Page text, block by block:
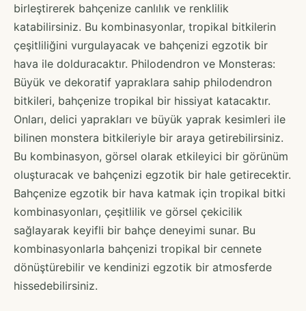
birleştirerek bahçenize canlılık ve renklilik
katabilirsiniz. Bu kombinasyonlar, tropikal bitkilerin
çeşitliliğini vurgulayacak ve bahçenizi egzotik bir
hava ile dolduracaktır. Philodendron ve Monsteras:
Büyük ve dekoratif yapraklara sahip philodendron
bitkileri, bahçenize tropikal bir hissiyat katacaktır.
Onları, delici yaprakları ve büyük yaprak kesimleri ile
bilinen monstera bitkileriyle bir araya getirebilirsiniz.
Bu kombinasyon, görsel olarak etkileyici bir görünüm
oluşturacak ve bahçenizi egzotik bir hale getirecektir.
Bahçenize egzotik bir hava katmak için tropikal bitki
kombinasyonları, çeşitlilik ve görsel çekicilik
sağlayarak keyifli bir bahçe deneyimi sunar. Bu
kombinasyonlarla bahçenizi tropikal bir cennete
dönüştürebilir ve kendinizi egzotik bir atmosferde
hissedebilirsiniz.